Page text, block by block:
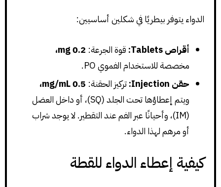
الدواء يتوفر بيطريًا في شكلين أساسيين:
أقراص Tablets: قوة الجرعة: 0.2 mg،
مخصصة للاستخدام الفموي PO.
حقن Injection:
تركيز الحقنة: 0.5 mg/mL،
ويتم إعطاؤها تحت الجلد (SQ)، أو داخل العضل
(IM)، وأحيانًا عبر الفم عند التقطير. لا يوجد شراب
أو مرهم لهذا الدواء.
كيفية إعطاء الدواء للقطة